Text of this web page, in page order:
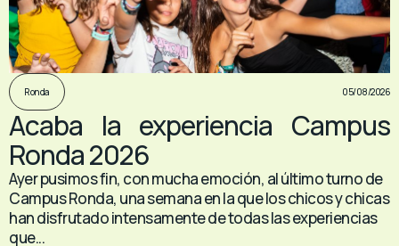
Ronda 05/08/2026
Acaba la experiencia Campus
Ronda 2026
Ayer pusimos fin, con mucha emoción, al último turno de
Campus Ronda, una semana en la que los chicos y chicas
han disfrutado intensamente de todas las experiencias
que...